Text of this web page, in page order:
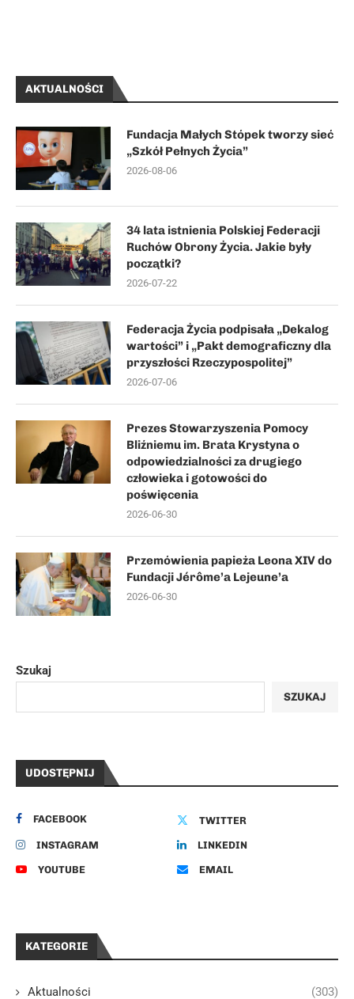
AKTUALNOŚCI
Fundacja Małych Stópek tworzy sieć
„Szkół Pełnych Życia”
2026-08-06
34 lata istnienia Polskiej Federacji
Ruchów Obrony Życia. Jakie były
początki?
2026-07-22
Federacja Życia podpisała „Dekalog
wartości” i „Pakt demograficzny dla
przyszłości Rzeczypospolitej”
2026-07-06
Prezes Stowarzyszenia Pomocy
Bliźniemu im. Brata Krystyna o
odpowiedzialności za drugiego
człowieka i gotowości do
poświęcenia
2026-06-30
Przemówienia papieża Leona XIV do
Fundacji Jérôme’a Lejeune’a
2026-06-30
Szukaj
SZUKAJ
UDOSTĘPNIJ
FACEBOOK TWITTER
INSTAGRAM LINKEDIN
YOUTUBE EMAIL
KATEGORIE
Aktualności (303)